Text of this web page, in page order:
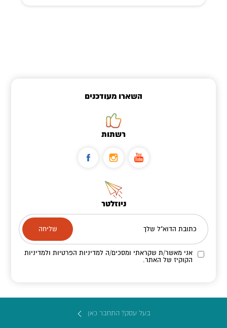
השארו מעודכנים
רשתות
ניוזלטר
כתובת הדוא"ל שלך
אני מאשר/ת שקראתי ומסכים/הלמדיניות הפרטיות ולמדיניות
הקוקיז של האתר.
בעל עסק? התחבר כאן